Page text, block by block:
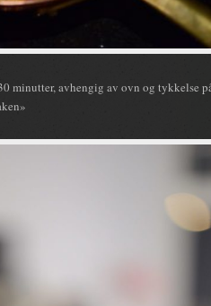
minutter, avhengig av ovn og tykkelse